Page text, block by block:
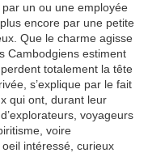
un ou une employée
encore par une petite
Que le charme agisse
Cambodgiens estiment
totalement la tête
s’explique par le fait
qui ont, durant leur
voyageurs
voire
oeil intéressé, curieux